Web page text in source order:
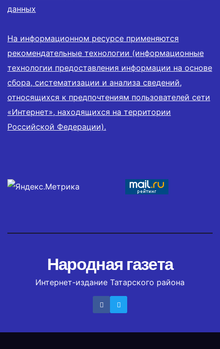
данных
На информационном ресурсе применяются
рекомендательные технологии (информационные
технологии предоставления информации на основе
сбора, систематизации и анализа сведений,
относящихся к предпочтениям пользователей сети
«Интернет», находящихся на территории
Российской Федерации).
Народная газета
Интернет-издание Татарского района